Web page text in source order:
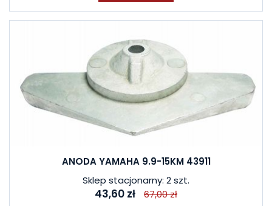
ANODA YAMAHA 9.9-15KM 43911
Sklep stacjonarny: 2 szt.
43,60 zł 67,00 zł